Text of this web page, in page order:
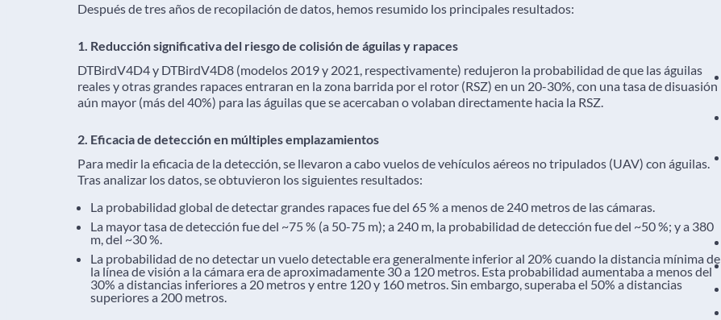
Después de tres años de recopilación de datos, hemos resumido los principales resultados:
1. Reducción significativa del riesgo de colisión de águilas y rapaces
DTBirdV4D4 y DTBirdV4D8 (modelos 2019 y 2021, respectivamente) redujeron la probabilidad de que las águilas
reales y otras grandes rapaces entraran en la zona barrida por el rotor (RSZ) en un 20-30%, con una tasa de disuasión
aún mayor (más del 40%) para las águilas que se acercaban o volaban directamente hacia la RSZ.
2. Eficacia de detección en múltiples emplazamientos
Para medir la eficacia de la detección, se llevaron a cabo vuelos de vehículos aéreos no tripulados (UAV) con águilas.
Tras analizar los datos, se obtuvieron los siguientes resultados:
La probabilidad global de detectar grandes rapaces fue del 65 % a menos de 240 metros de las cámaras.
La mayor tasa de detección fue del ~75 % (a 50-75 m); a 240 m, la probabilidad de detección fue del ~50 %; y a 380
m, del ~30 %.
La probabilidad de no detectar un vuelo detectable era generalmente inferior al 20% cuando la distancia mínima de
la línea de visión a la cámara era de aproximadamente 30 a 120 metros. Esta probabilidad aumentaba a menos del
30% a distancias inferiores a 20 metros y entre 120 y 160 metros. Sin embargo, superaba el 50% a distancias
superiores a 200 metros.